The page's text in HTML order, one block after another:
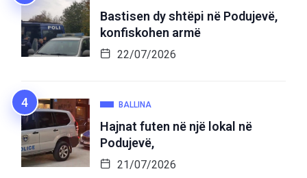
Bastisen dy shtëpi në Podujevë,
konfiskohen armë
22/07/2026
BALLINA
Hajnat futen në një lokal në
Podujevë,
21/07/2026